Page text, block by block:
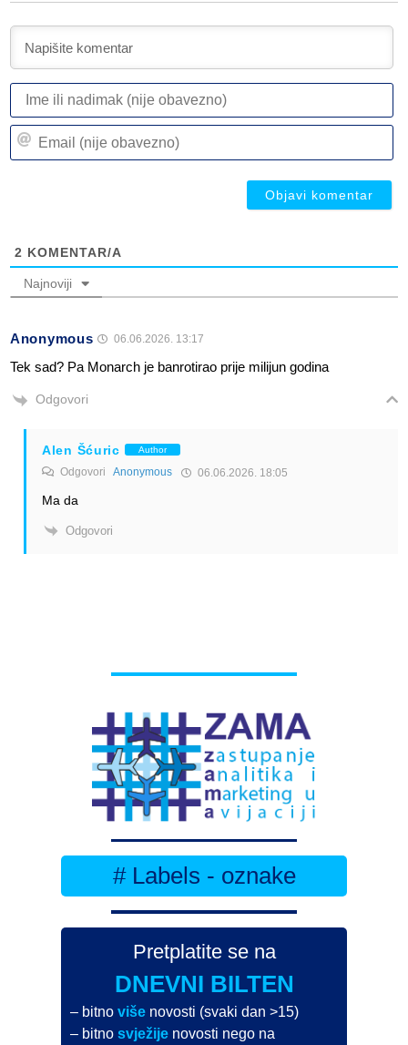
2 KOMENTAR/A
Najnoviji
Anonymous 06.06.2026. 13:17
Tek sad? Pa Monarch je banrotirao prije milijun godina
Odgovori
Alen Šćuric Author
Odgovori Anonymous 06.06.2026. 18:05
Ma da
Odgovori
# Labels - oznake
Pretplatite se na
DNEVNI BILTEN
– bitnoviše novosti (svaki dan >15)
– bitnosvježije novosti nego na